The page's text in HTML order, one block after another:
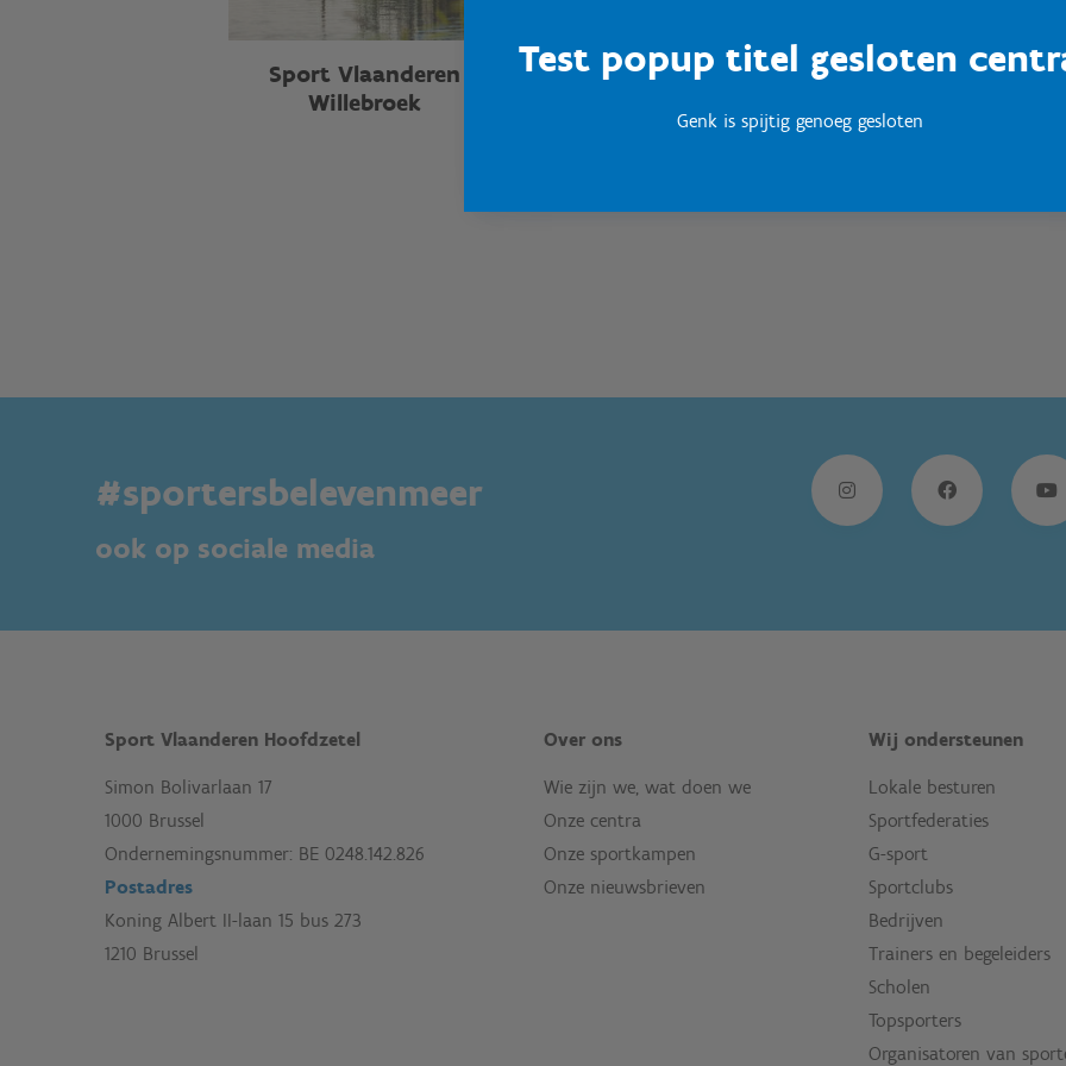
Test popup titel gesloten
Genk is spijtig genoeg gesloten
Sport Vlaanderen
Willebroek
Sport Vlaanderen
#sportersbelevenmeer
ook op sociale media
Sport Vlaanderen Hoofdzetel
Simon Bolivarlaan 17
1000 Brussel
Ondernemingsnummer: BE 0248.142.826
Postadres
Koning Albert II-laan 15 bus 273
1210 Brussel
Over ons
Wie zijn we, wat doen we
Onze centra
Onze sportkampen
Onze nieuwsbrieven
Wij ondersteunen
Lokale besturen
Sportfederaties
G-sport
Sportclubs
Bedrijven
Trainers en begeleiders
Scholen
Topsporters
Organisatoren van